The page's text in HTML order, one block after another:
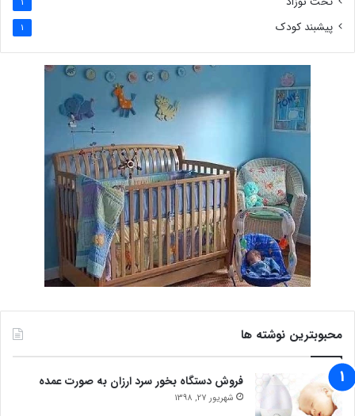
پیشبند کودک 1
محبوبترین نوشته ها
فروش دستگاه بخور سرد ارزان به صورت عمده
شهریور 27, 1398